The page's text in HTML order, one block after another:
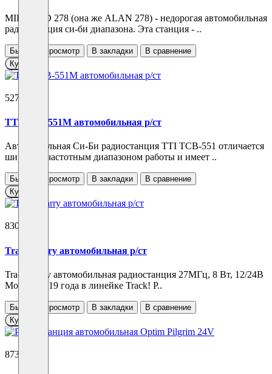
MIDLAND 278 (она же ALAN 278) - недорогая автомобильная
радиостанция си-би диапазона. Эта станция - ..
Быстрый просмотр В закладки
В сравнение
Купить
5277 ₽
TTI TCB-551M автомобильная р/ст
Автомобильная Си-Би радиостанция TTI TCB-551 отличается
широким частотным диапазоном работы и имеет ..
Быстрый просмотр В закладки
В сравнение
Купить
8300 ₽
Track Barry автомобильная р/ст
Track Barry автомобильная радиостанция 27МГц, 8 Вт, 12/24В
Модель 2019 года в линейке Track! Р..
Быстрый просмотр В закладки
В сравнение
Купить
8730 ₽